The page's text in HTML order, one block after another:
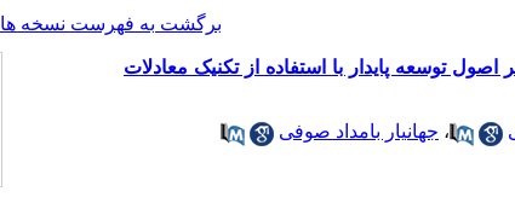
برگشت به فهرست نسخه ها
اصول توسعه پایدار با استفاده از تکنیک معادلات
، جهانیار بامداد صوفی